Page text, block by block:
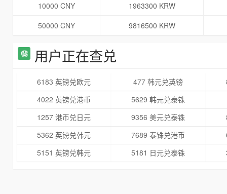
10000 CNY
1963300 KRW
50000 CNY
9816500 KRW
用户正在查兑
6183 英镑兑欧元 477 韩元兑英镑
4022 英镑兑港币
5629 韩元兑泰铢
1257 港币兑日元
9356 美元兑泰铢
5362 英镑兑韩元
7689 泰铢兑港币
5151 英镑兑韩元
5181 日元兑泰铢